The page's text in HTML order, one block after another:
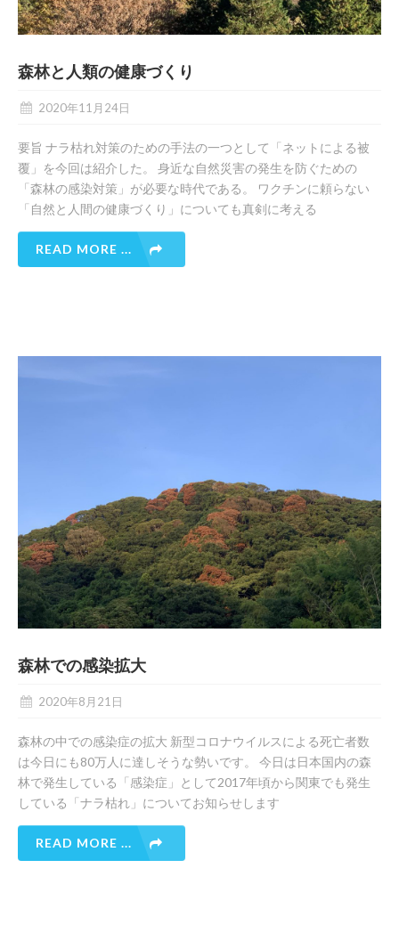
森林と人類の健康づくり
2020年11月24日
要旨 ナラ枯れ対策のための手法の一つとして「ネットによる被
覆」を今回は紹介した。 身近な自然災害の発生を防ぐための
「森林の感染対策」が必要な時代である。 ワクチンに頼らない
「自然と人間の健康づくり」についても真剣に考える
READ MORE ...
森林での感染拡大
2020年8月21日
森林の中での感染症の拡大 新型コロナウイルスによる死亡者数
は今日にも80万人に達しそうな勢いです。 今日は日本国内の森
林で発生している「感染症」として2017年頃から関東でも発生
している「ナラ枯れ」についてお知らせします
READ MORE ...